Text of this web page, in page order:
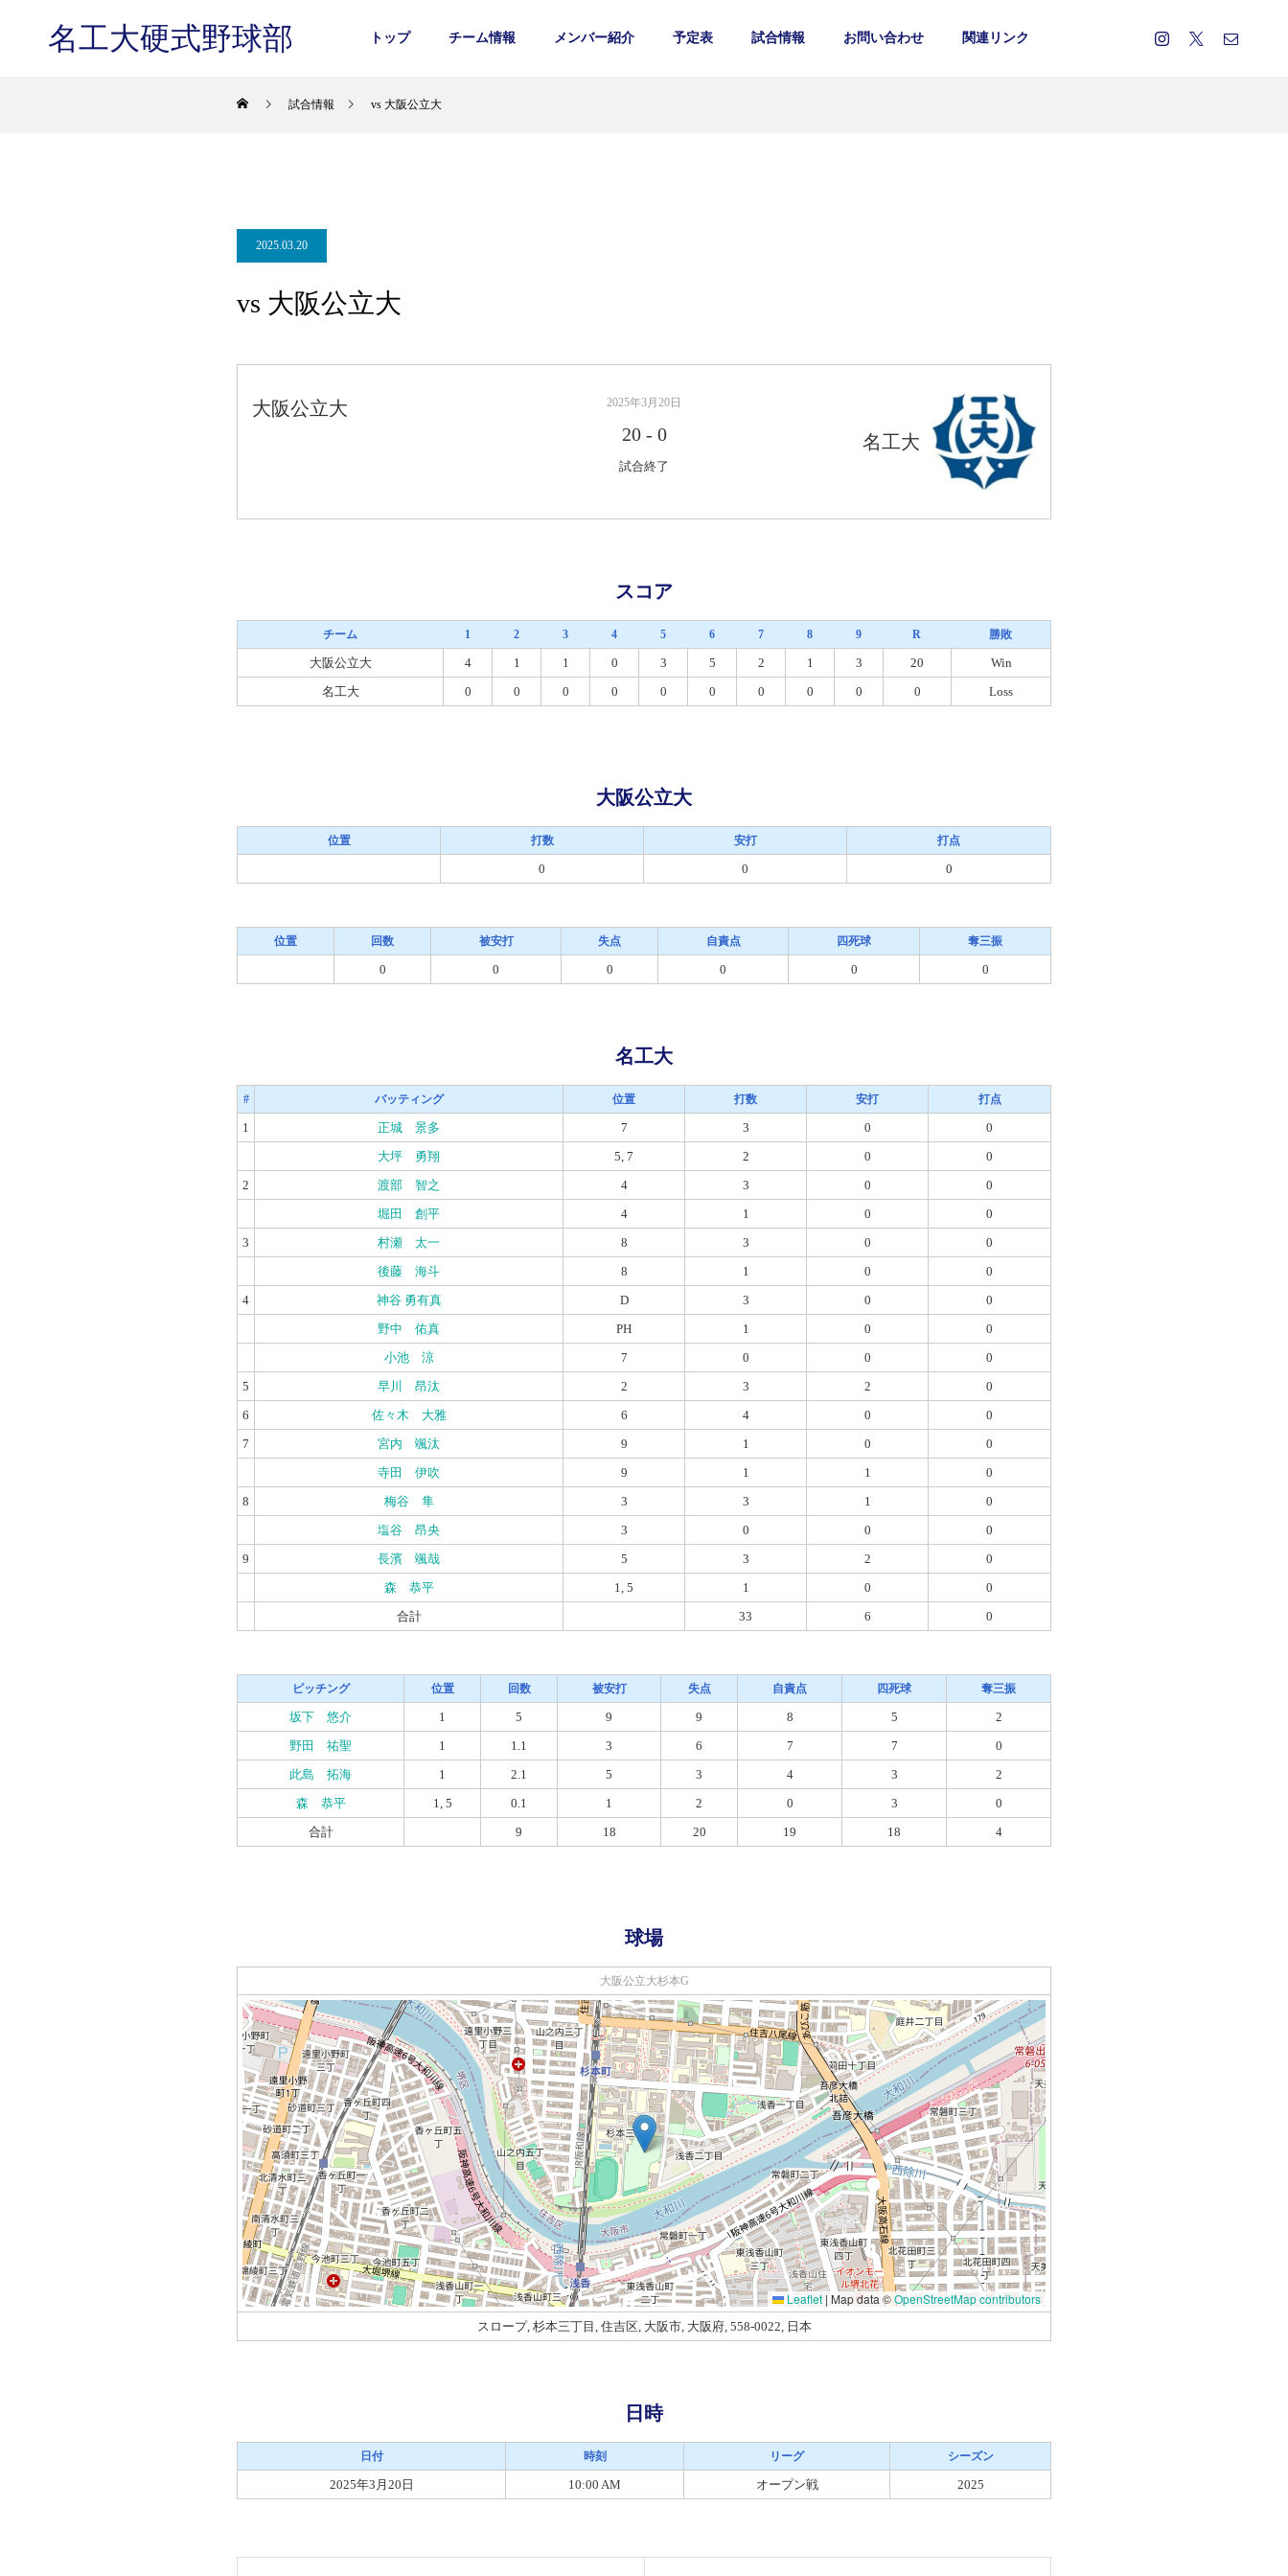
名工大硬式野球部 トップ チーム情報 メンバー紹介 予定表 試合情報 お問い合わせ 関連リンク
試合情報 vs 大阪公立大
2025.03.20
vs 大阪公立大
大阪公立大
名工大
2025年3月20日
20- 0
試合終了
スコア
チーム 1 2 3 4 5 6 7 8 9 R 勝敗
大阪公立大 4 1 1 0 3 5 2 1 3 20
Win
名工大
0 0 0 0 0 0 0 0 0 0 Loss
大阪公立大
位置 打数 安打 打点
0 0 0
位置 回数 被安打 失点 自責点 四死球 奪三振
0 0 0 0 0 0
名工大
# バッティング 位置 打数 安打 打点
1 正城 景多 7 3 0
0
大坪 勇翔
5, 7 2 0
0
2
渡部 智之 4 3 0
0
堀田 創平
4 1 0
0
3
村瀬 太一 8 3 0
0
後藤 海斗
8 1 0
0
4
神谷 勇有真 D 3 0
0
野中 佑真
PH 1 0
0
小池 涼
7 0 0
0
5
早川 昂汰 2 3 2
0
6
佐々木 大雅 6 4 0
0
7
宮内 颯汰 9 1 0
0
寺田 伊吹
9 1 1
0
8
梅谷 隼 3 3 1
0
塩谷 昂央
3 0 0
0
9
長濱 颯哉 5 3 2
0
森 恭平
1, 5 1 0
0
合計
33 6 0
ピッチング 位置 回数 被安打 失点 自責点 四死球 奪三振
坂下 悠介 1 5 9 9 8 5
2
野田 祐聖
1 1.1 3 6 7 7
0
此島 拓海
1 2.1 5 3 4 3
2
森 恭平
1, 5 0.1 1 2 0 3
0
合計
9 18 20 19 18 4
球場
大阪公立大杉本G
Leaflet | Map data ©OpenStreetMap contributors
スロープ, 杉本三丁目, 住吉区, 大阪市, 大阪府, 558-0022, 日本
日時
日付 時刻 リーグ シーズン
2025年3月20日 10:00 AM オープン戦 2025